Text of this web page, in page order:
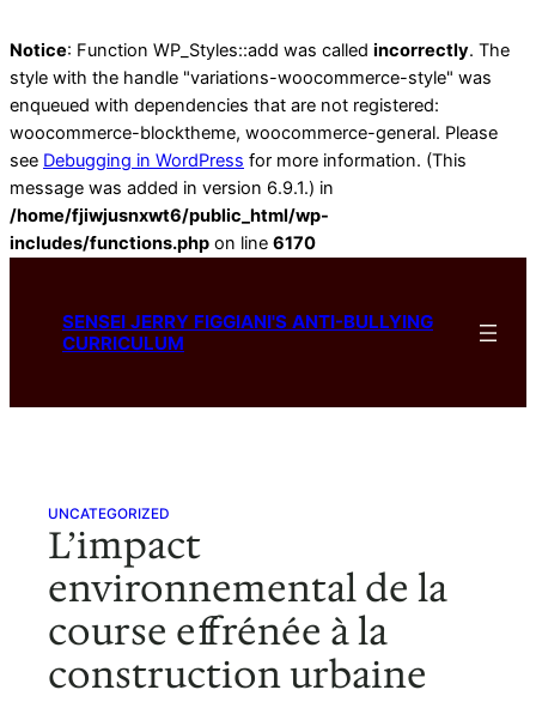
Notice: Function WP_Styles::add was called incorrectly. The
style with the handle "variations-woocommerce-style" was
enqueued with dependencies that are not registered:
woocommerce-blocktheme, woocommerce-general. Please
see Debugging in WordPress for more information. (This
message was added in version 6.9.1.) in
/home/fjiwjusnxwt6/public_html/wp-
includes/functions.php on line 6170
contentSENSEI JERRY FIGGIANI'S ANTI-BULLYING
CURRICULUM
UNCATEGORIZED
L’impact
environnemental de la
course effrénée à la
construction urbaine